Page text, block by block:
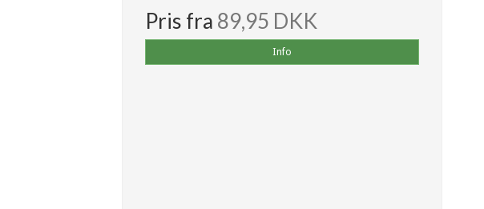
Pris fra 89,95 DKK
Info